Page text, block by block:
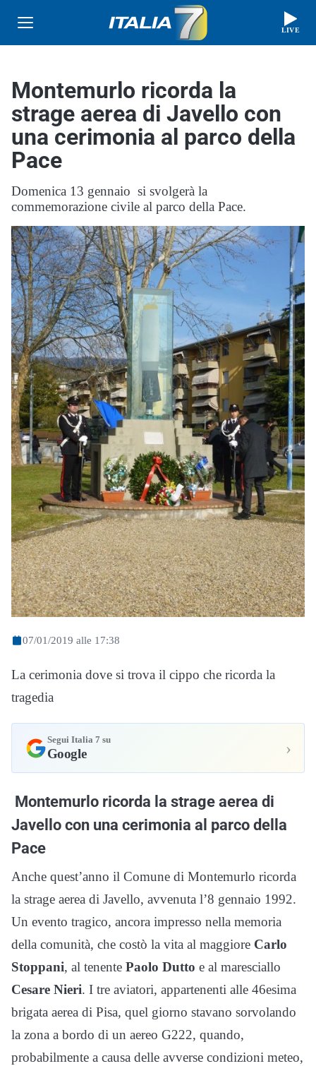
LIVE
Montemurlo ricorda la
strage aerea di Javello con
una cerimonia al parco della
Pace
Domenica 13 gennaio si svolgerà la
commemorazione civile al parco della Pace.
07/01/2019 alle 17:38
La cerimonia dove si trova il cippo che ricorda la
tragedia
Segui Italia 7 su
Google ›
Montemurlo ricorda la strage aerea di
Javello con una cerimonia al parco della
Pace
Anche quest’anno il Comune di Montemurlo ricorda
la strage aerea di Javello, avvenuta l’8 gennaio 1992.
Un evento tragico, ancora impresso nella memoria
della comunità, che costò la vita al maggiore Carlo
Stoppani, al tenente Paolo Dutto e al maresciallo
Cesare Nieri. I tre aviatori, appartenenti alle 46esima
brigata aerea di Pisa, quel giorno stavano sorvolando
la zona a bordo di un aereo G222, quando,
probabilmente a causa delle avverse condizioni meteo,